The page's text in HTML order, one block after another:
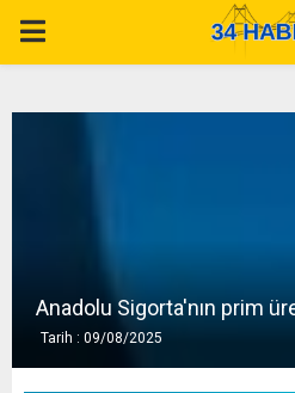
P
Anadolu Sigorta'nın prim
Tarih : 09/08/2025